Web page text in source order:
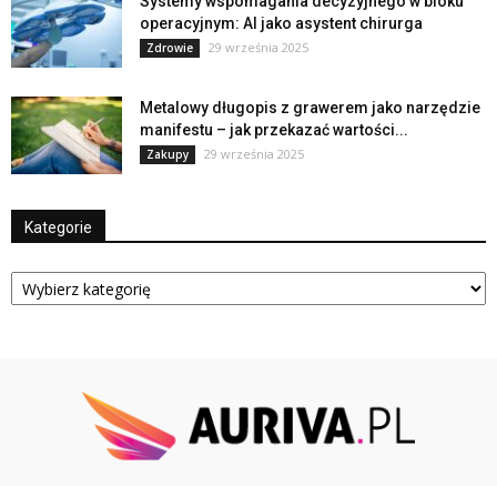
operacyjnym: AI jako asystent chirurga
Zdrowie 29 września 2025
Metalowy długopis z grawerem jako narzędzie
manifestu – jak przekazać wartości...
Zakupy 29 września 2025
Kategorie
Kategorie